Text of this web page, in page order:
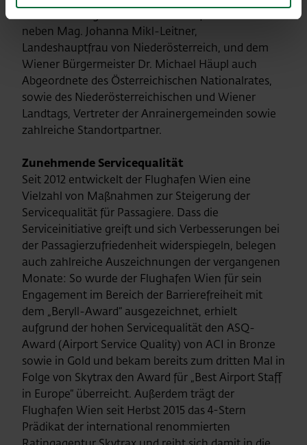
neben Mag. Johanna Mikl-Leitner,
Landeshauptfrau von Niederösterreich, und dem
Wiener Bürgermeister Dr. Michael Häupl auch
Abgeordnete des Österreichischen Nationalrates,
sowie des Niederösterreichischen und Wiener
Landtags, Vertreter der Anrainergemeinden sowie
zahlreiche Standortpartner.
Zunehmende Servicequalität
Seit 2012 entwickelt der Flughafen Wien eine
Vielzahl von Maßnahmen zur Steigerung der
Servicequalität für Passagiere. Dass die
Serviceinitiative greift und sich Verbesserungen bei
der Passagierzufriedenheit widerspiegeln, belegen
auch zahlreiche Auszeichnungen der vergangenen
Monate: So wurde der Flughafen Wien für sein
Engagement im Bereich der Barrierefreiheit mit
dem „Beryll-Award“ ausgezeichnet, erhielt
aufgrund der hohen Servicequalität den ASQ-
Award (Airport Service Quality) von ACI in Bronze
sowie in Gold und bekam bereits zum dritten Mal in
Folge von Skytrax den Award für „Best Airport Staff
in Europe“ überreicht. Außerdem trägt der
Flughafen Wien seit Herbst 2015 das 4-Stern
Prädikat der international renommierten